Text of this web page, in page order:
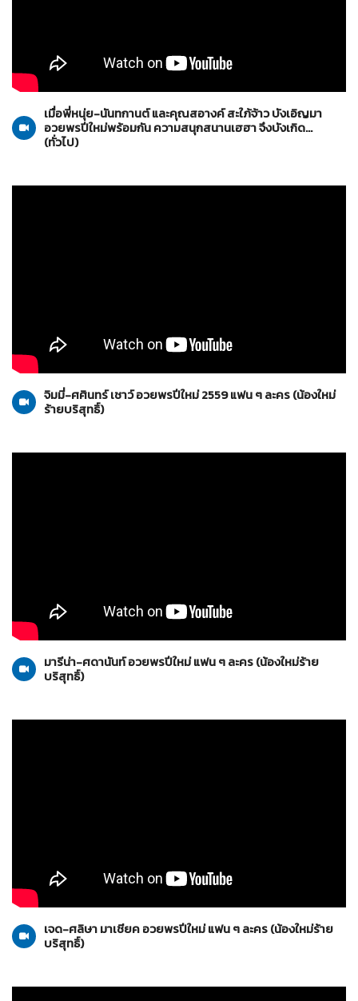
10-01-2559
เมื่อพี่หนุ่ย-นันทกานต์ และคุณสอางค์ สะใภ้จ้าว บังเอิญมา
อวยพรปีใหม่พร้อมกัน ความสนุกสนานเฮฮา จึงบังเกิด...
(ทั่วไป)
10-01-2559
จิมมี่-ศศินทร์ เชาว์ อวยพรปีใหม่ 2559 แฟน ๆ ละคร (น้องใหม่
ร้ายบริสุทธิ์)
10-01-2559
มารีน่า-ศดานันท์ อวยพรปีใหม่ แฟน ๆ ละคร (น้องใหม่ร้าย
บริสุทธิ์)
10-01-2559
เจด-ศลิษา มาเชียค อวยพรปีใหม่ แฟน ๆ ละคร (น้องใหม่ร้าย
บริสุทธิ์)